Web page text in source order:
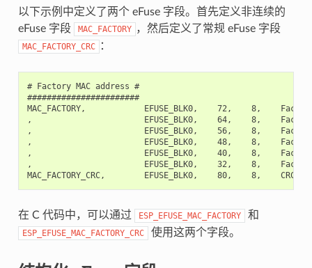
以下示例中定义了两个 eFuse 字段。首先定义非连续的
eFuse 字段
MAC_FACTORY ，然后定义了常规 eFuse 字段
MAC_FACTORY_CRC ：
# Factory MAC address #
#######################
MAC_FACTORY,            EFUSE_BLK0,    72,    8,
,                       EFUSE_BLK0,    64,    8,    Factory
,                       EFUSE_BLK0,    56,    8,    Factory
,                       EFUSE_BLK0,    48,    8,    Factory
,                       EFUSE_BLK0,    40,    8,    Factory
,                       EFUSE_BLK0,    32,    8,    Factory
在 C 代码中，可以通过 ESP_EFUSE_MAC_FACTORY 和
ESP_EFUSE_MAC_FACTORY_CRC 使用这两个字段。